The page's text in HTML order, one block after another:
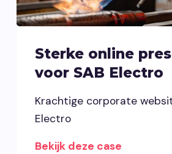
Sterke online
voor SAB Electro
Krachtige corporate
Electro
Bekijk deze case